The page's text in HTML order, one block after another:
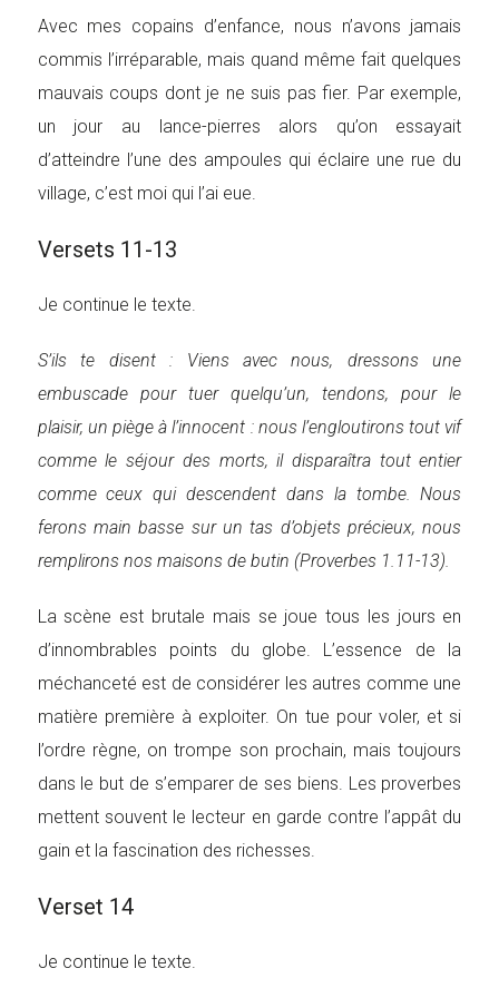
Avec mes copains d’enfance, nous n’avons jamais
commis l’irréparable, mais quand même fait quelques
mauvais coups dont je ne suis pas fier. Par exemple,
un jour au lance-pierres alors qu’on essayait
d’atteindre l’une des ampoules qui éclaire une rue du
village, c’est moi qui l’ai eue.
Versets 11-13
Je continue le texte.
S’ils te disent : Viens avec nous, dressons une
embuscade pour tuer quelqu’un, tendons, pour le
plaisir, un piège à l’innocent : nous l’engloutirons tout vif
comme le séjour des morts, il disparaîtra tout entier
comme ceux qui descendent dans la tombe. Nous
ferons main basse sur un tas d’objets précieux, nous
remplirons nos maisons de butin (Proverbes 1.11-13).
La scène est brutale mais se joue tous les jours en
d’innombrables points du globe. L’essence de la
méchanceté est de considérer les autres comme une
matière première à exploiter. On tue pour voler, et si
l’ordre règne, on trompe son prochain, mais toujours
dans le but de s’emparer de ses biens. Les proverbes
mettent souvent le lecteur en garde contre l’appât du
gain et la fascination des richesses.
Verset 14
Je continue le texte.